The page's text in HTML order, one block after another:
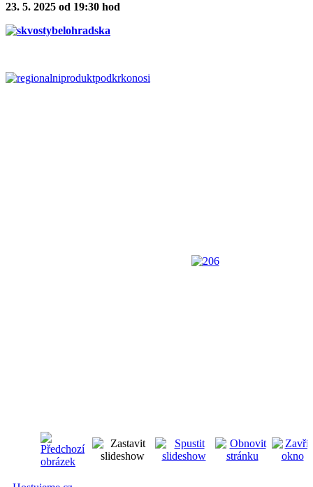
23. 5. 2025 od 19:30 hod